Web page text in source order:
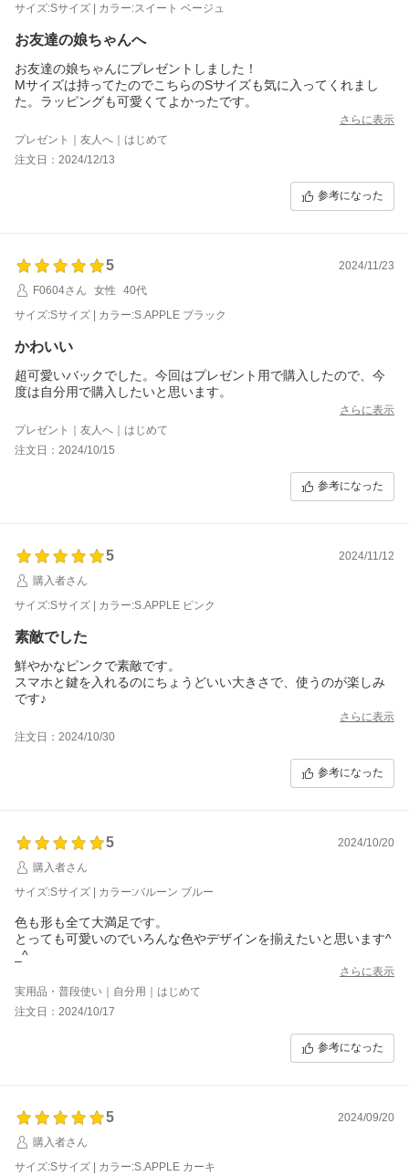
サイズ:Sサイズ | カラー:スイート ベージュ
お友達の娘ちゃんへ
お友達の娘ちゃんにプレゼントしました！
Mサイズは持ってたのでこちらのSサイズも気に入ってくれまし
た。ラッピングも可愛くてよかったです。
さらに表示
プレゼント｜友人へ｜はじめて
注文日：2024/12/13
参考になった
5
2024/11/23
F0604さん
女性
40代
サイズ:Sサイズ | カラー:S.APPLE ブラック
かわいい
超可愛いバックでした。今回はプレゼント用で購入したので、今
度は自分用で購入したいと思います。
さらに表示
プレゼント｜友人へ｜はじめて
注文日：2024/10/15
参考になった
5
2024/11/12
購入者さん
サイズ:Sサイズ | カラー:S.APPLE ピンク
素敵でした
鮮やかなピンクで素敵です。
スマホと鍵を入れるのにちょうどいい大きさで、使うのが楽しみ
です♪
さらに表示
注文日：2024/10/30
参考になった
5
2024/10/20
購入者さん
サイズ:Sサイズ | カラー:バルーン ブルー
色も形も全て大満足です。
とっても可愛いのでいろんな色やデザインを揃えたいと思います^
_^
さらに表示
実用品・普段使い｜自分用｜はじめて
注文日：2024/10/17
参考になった
5
2024/09/20
購入者さん
サイズ:Sサイズ | カラー:S.APPLE カーキ